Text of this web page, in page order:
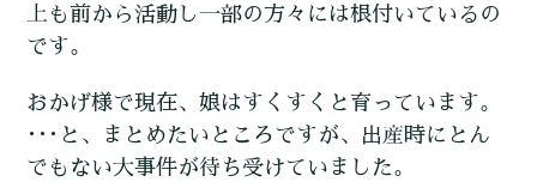
上も前から活動し一部の方々には根付いているの
です。
おかげ様で現在、娘はすくすくと育っています。
･･･と、まとめたいところですが、出産時にとん
でもない大事件が待ち受けていました。